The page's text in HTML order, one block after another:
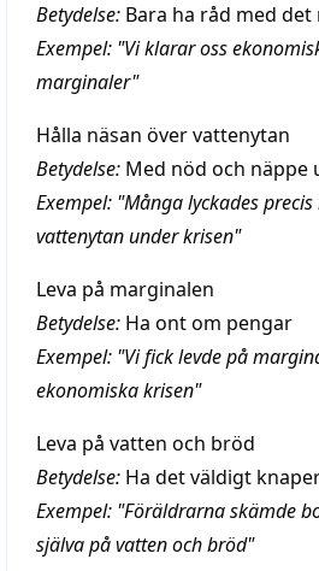
Betydelse: Bara ha råd med
Exempel: "Vi klarar oss
marginaler"
Hålla näsan över vattenytan
Betydelse: Med nöd och näppe
Exempel: "Många lyckades
vattenytan under krisen"
Leva på marginalen
Betydelse: Ha ont om pengar
Exempel: "Vi fick levde på
ekonomiska krisen"
Leva på vatten och bröd
Betydelse: Ha det väldigt
Exempel: "Föräldrarna skämde
själva på vatten och bröd"